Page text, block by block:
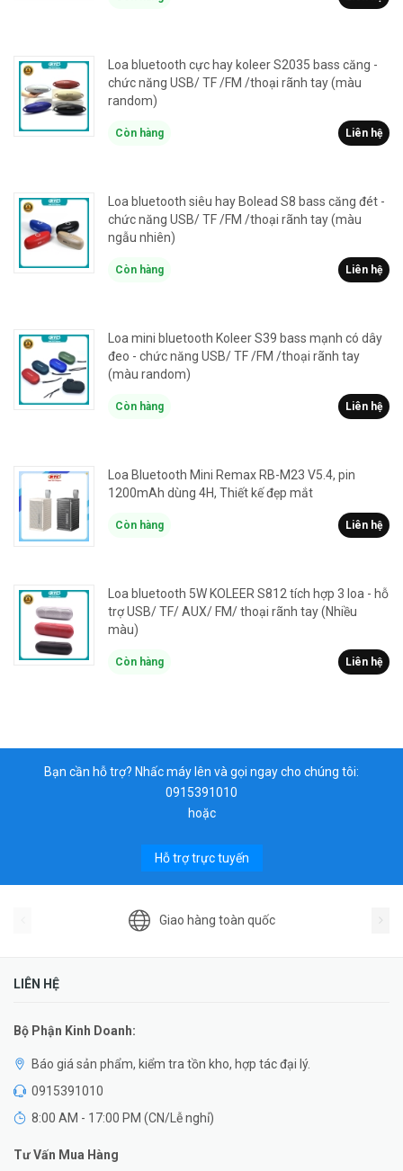
Loa bluetooth cực hay koleer S2035 bass căng -
chức năng USB/ TF /FM /thoại rãnh tay (màu
random)
Còn hàng Liên hệ
Loa bluetooth siêu hay Bolead S8 bass căng đét -
chức năng USB/ TF /FM /thoại rãnh tay (màu
ngẫu nhiên)
Còn hàng Liên hệ
Loa mini bluetooth Koleer S39 bass mạnh có dây
đeo - chức năng USB/ TF /FM /thoại rãnh tay
(màu random)
Còn hàng Liên hệ
Loa Bluetooth Mini Remax RB-M23 V5.4, pin
1200mAh dùng 4H, Thiết kế đẹp mắt
Còn hàng Liên hệ
Loa bluetooth 5W KOLEER S812 tích hợp 3 loa - hỗ
trợ USB/ TF/ AUX/ FM/ thoại rãnh tay (Nhiều
màu)
Còn hàng Liên hệ
Bạn cần hỗ trợ? Nhấc máy lên và gọi ngay cho chúng tôi:
0915391010
hoặc
Hỗ trợ trực tuyến
Giao hàng toàn quốc
LIÊN HỆ
Bộ Phận Kinh Doanh:
Báo giá sản phẩm, kiểm tra tồn kho, hợp tác đại lý.
0915391010
8:00 AM - 17:00 PM (CN/Lễ nghỉ)
Tư Vấn Mua Hàng